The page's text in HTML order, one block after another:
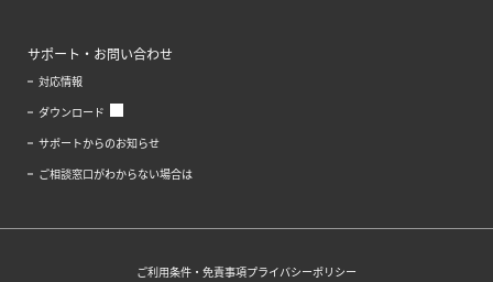
サポート・お問い合わせ
対応情報
ダウンロード
サポートからのお知らせ
ご相談窓口がわからない場合は
ご利用条件・免責事項プライバシーポリシー